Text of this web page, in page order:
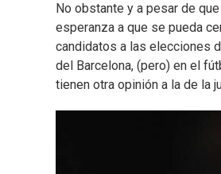
No obstante y a pesar de
esperanza a que se pueda
candidatos a las elecciones
del Barcelona, (pero) en el
tienen otra opinión a la de la